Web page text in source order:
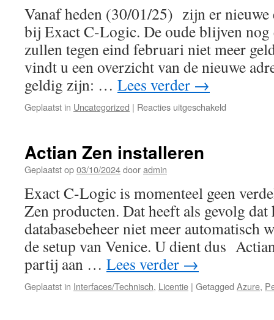
een
melding
in
verband
de
versie
de
Client
Vanaf heden (30/01/25) zijn er nieuwe
bij Exact C-Logic. De oude blijven nog
zullen tegen eind februari niet meer
vindt u een overzicht van de nieuwe
geldig zijn: … Lees verder →
Geplaatst in Uncategorized | Reacties uitgeschakeld
Venice
Actian Zen installeren
Geplaatst op03/10/2024dooradmin
Exact C-Logic is momenteel geen
Zen producten. Dat heeft als gevolg
databasebeheer niet meer automatisch
de setup van Venice. U dient dus
partij aan … Lees verder →
Geplaatst in Interfaces/Technisch, Licentie | Getagged Azure,